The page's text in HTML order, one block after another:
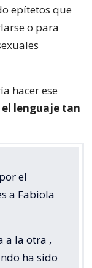
epítetos que
o para
hacer ese
lenguaje tan
el
a Fabiola
a la otra ,
ha sido